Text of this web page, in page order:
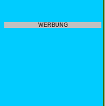
WERBUNG